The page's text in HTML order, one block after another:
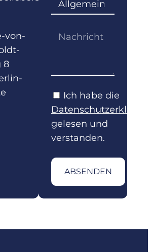
von-
8
Ich habe die
gelesen und
verstanden.
ABSENDEN